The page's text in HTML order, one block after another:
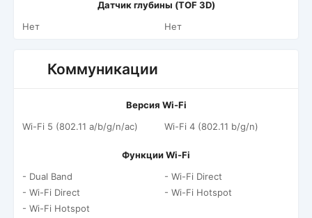
Датчик глубины (TOF 3D)
Нет
Нет
Коммуникации
Версия Wi-Fi
Wi-Fi 5 (802.11 a/b/g/n/ac)
Wi-Fi 4 (802.11 b/g/n)
Функции Wi-Fi
- Dual Band
- Wi-Fi Direct
- Wi-Fi Hotspot
- Wi-Fi Direct
- Wi-Fi Hotspot